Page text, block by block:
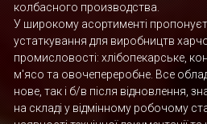
колбасного производства.
У широкому асортименті
устаткування для виробництв
промисловості: хлібопекарське,
м'ясо та овочепереробне. Все
нове, так і б/в після відновлення,
на складі у відмінному робочому